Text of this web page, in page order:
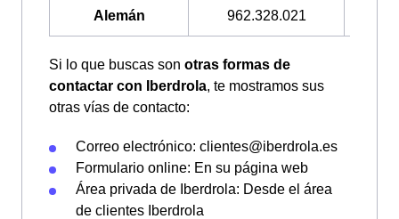
Alemán 962.328.021
Si lo que buscas son otras formas de
contactar con Iberdrola, te mostramos sus
otras vías de contacto:
Correo electrónico: clientes@iberdrola.es
Formulario online: En su página web
Área privada de Iberdrola: Desde el área
de clientes Iberdrola